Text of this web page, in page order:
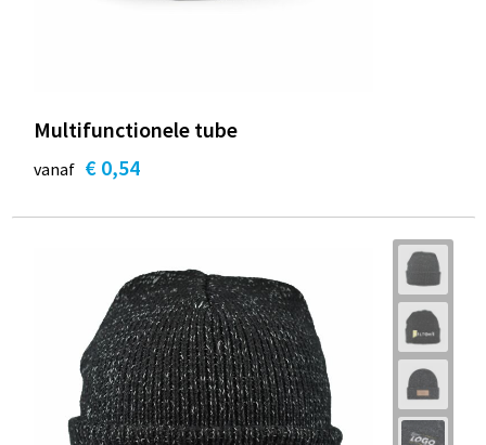
Multifunctionele tube
vanaf € 0,54